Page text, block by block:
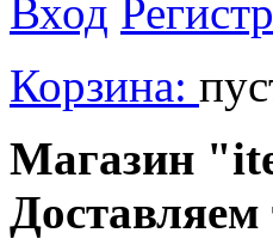
Вход
Корзина:
Магазин